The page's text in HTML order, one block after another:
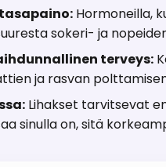
Hormoneilla,
sokeri- ja
terveys:
ja rasvan
Lihakset tarvitsevat
sinulla on, sitä